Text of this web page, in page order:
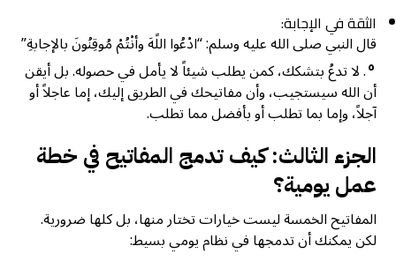
الثقة في الإجابة:
قال النبي صلى الله عليه وسلم: “ادْعُوا اللًهَ وأنْتُمْ مُوقِنُونَ بالإجابةِ”
٥. لا تدعُ بتشكك، كمن يطلب شيئاً لا يأمل في حصوله. بل أيقن
أن الله سيستجيب، وأن مفاتيحك في الطريق إليك، إما عاجلاً أو
آجلاً، وإما بما تطلب أو بأفضل مما تطلب.
الجزء الثالث: كيف تدمج المفاتيح في خطة
عمل يومية؟
المفاتيح الخمسة ليست خيارات تختار منها، بل كلها ضرورية.
لكن يمكنك أن تدمجها في نظام يومي بسيط: